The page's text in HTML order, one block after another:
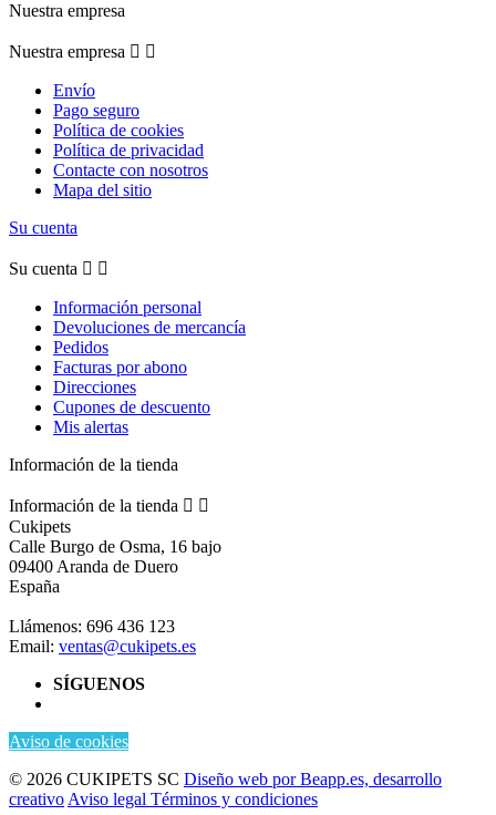
Nuestra empresa
Nuestra empresa  
Envío
Pago seguro
Política de cookies
Política de privacidad
Contacte con nosotros
Mapa del sitio
Su cuenta
Su cuenta  
Información personal
Devoluciones de mercancía
Pedidos
Facturas por abono
Direcciones
Cupones de descuento
Mis alertas
Información de la tienda
Información de la tienda  
Cukipets
Calle Burgo de Osma, 16 bajo
09400 Aranda de Duero
España
Llámenos: 696 436 123
Email: ventas@cukipets.es
SÍGUENOS
Aviso de cookies
© 2026 CUKIPETS SC Diseño web por Beapp.es, desarrollo
creativo Aviso legal Términos y condiciones